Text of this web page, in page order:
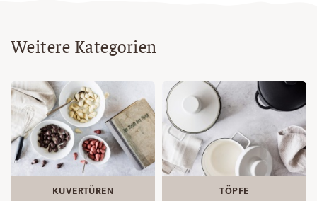
Weitere Kategorien
KUVERTÜREN TÖPFE